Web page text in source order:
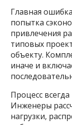
Главная
попытка
привлечения
типовых
объекту.
иначе и
Процесс
Инженеры
нагрузки,